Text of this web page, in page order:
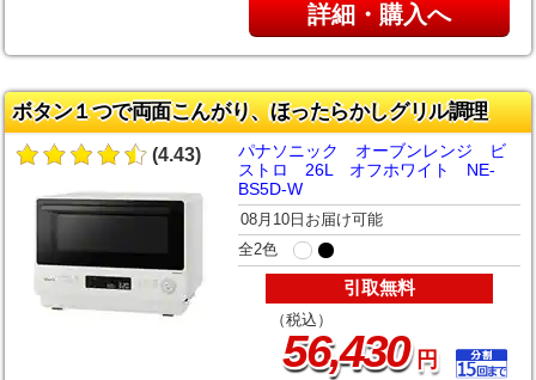
詳細・購入へ
ボタン１つで両面こんがり、ほったらかしグリル調理
(4.43)
パナソニック オーブンレンジ ビ
ストロ 26L オフホワイト NE-
BS5D-W
08月10日お届け可能
全2色
引取無料
（税込）
56,430円